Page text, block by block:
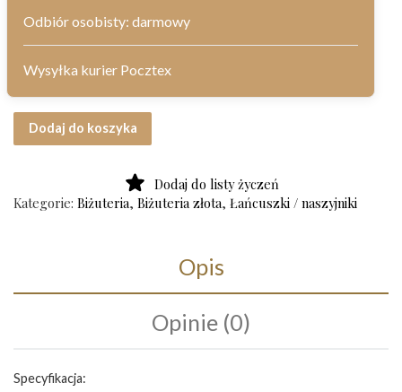
Odbiór osobisty: darmowy
Wysyłka kurier Pocztex
Dodaj do koszyka
Dodaj do listy życzeń
Kategorie: Biżuteria, Biżuteria złota, Łańcuszki / naszyjniki
Opis
Opinie (0)
Specyfikacja: